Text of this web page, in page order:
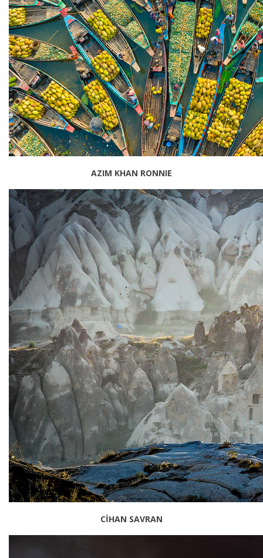
AZIM KHAN RONNIE
CİHAN SAVRAN